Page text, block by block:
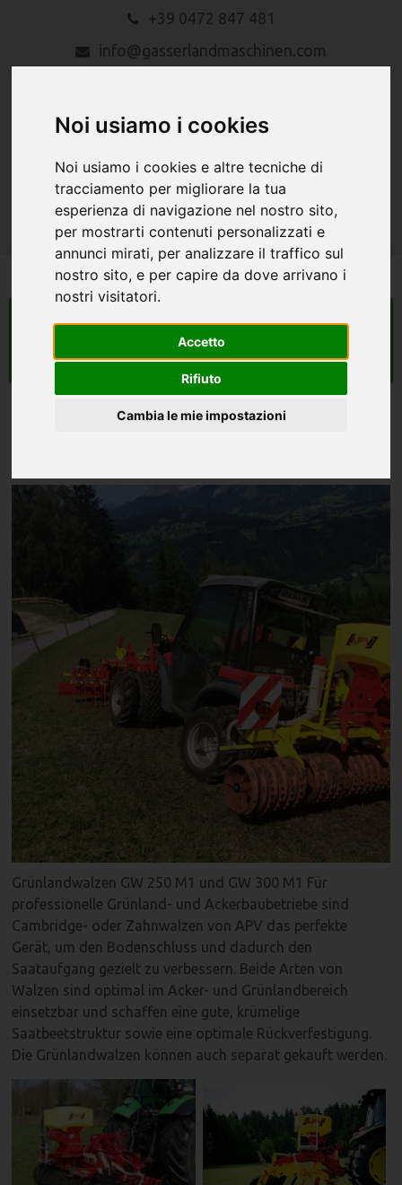
Noi usiamo i cookies
Noi usiamo i cookies e altre tecniche di
tracciamento per migliorare la tua
esperienza di navigazione nel nostro sito,
per mostrarti contenuti personalizzati e
annunci mirati, per analizzare il traffico sul
nostro sito, e per capire da dove arrivano i
nostri visitatori.
Accetto
Rifiuto
Cambia le mie impostazioni
+39 0472 847 481
info@gasserlandmaschinen.com
MENU
macchine agricole
Search
Grünlandwalzen GW 250 M1 und GW 300 M1 Für
professionelle Grünland- und Ackerbaubetriebe sind
Cambridge- oder Zahnwalzen von APV das perfekte
Gerät, um den Bodenschluss und dadurch den
Saataufgang gezielt zu verbessern. Beide Arten von
Walzen sind optimal im Acker- und Grünlandbereich
einsetzbar und schaffen eine gute, krümelige
Saatbeetstruktur sowie eine optimale Rückverfestigung.
Die Grünlandwalzen können auch separat gekauft werden.